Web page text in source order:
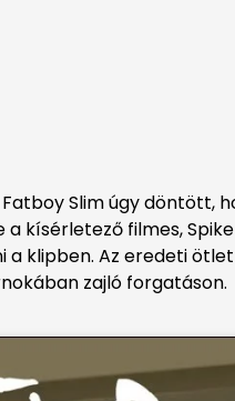
Slim úgy döntött,
a kísérletező filmes,
a klipben. Az eredeti
zajló forgatáson.